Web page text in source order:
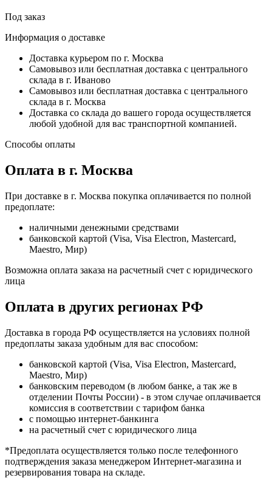
Под заказ
Информация о доставке
Доставка курьером по г. Москва
Самовывоз или бесплатная доставка с центрального
склада в г. Иваново
Самовывоз или бесплатная доставка с центрального
склада в г. Москва
Доставка со склада до вашего города осуществляется
любой удобной для вас транспортной компанией.
Способы оплаты
Оплата в г. Москва
При доставке в г. Москва покупка оплачивается по полной
предоплате:
наличными денежными средствами
банковской картой (Visa, Visa Electron, Mastercard,
Maestro, Мир)
Возможна оплата заказа на расчетный счет с юридического
лица
Оплата в других регионах РФ
Доставка в города РФ осуществляется на условиях полной
предоплаты заказа удобным для вас способом:
банковской картой (Visa, Visa Electron, Mastercard,
Maestro, Мир)
банковским переводом (в любом банке, а так же в
отделении Почты России) - в этом случае оплачивается
комиссия в соответствии с тарифом банка
с помощью интернет-банкинга
на расчетный счет с юридического лица
*Предоплата осуществляется только после телефонного
подтверждения заказа менеджером Интернет-магазина и
резервирования товара на складе.